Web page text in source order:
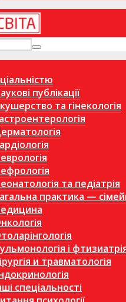
публікації
та гінекологія
та педіатрія
практика —
і
и травматологія
спеціальності